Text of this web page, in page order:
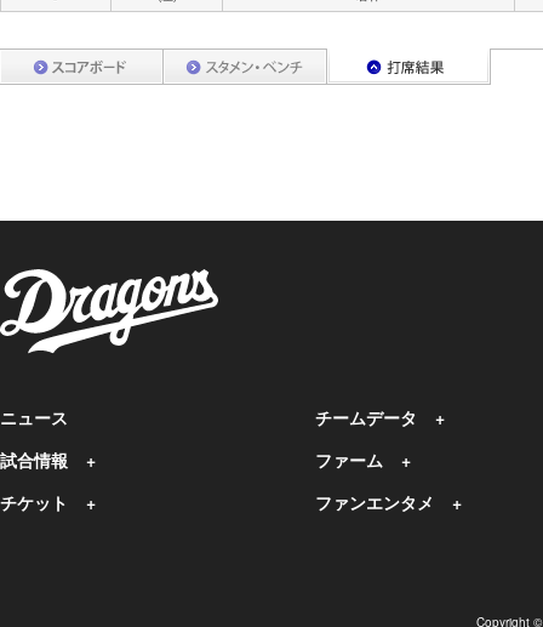
ニュース
試合情報
チケット
チームデータ
ファーム
ファンエンタメ
Copyright